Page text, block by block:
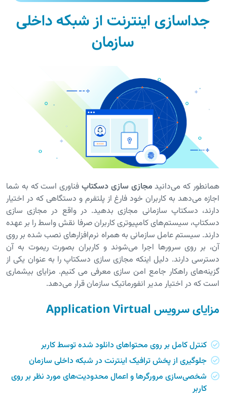
جداسازی اینترنت از شبکه داخلی
سازمان
همانطور که می‌دانید مجازی سازی دسکتاپ فناوری است که به شما
اجازه می‌دهد به کاربران خود فارغ از پلتفرم و دستگاهی که در اختیار
دارند، دسکتاپ سازمانی مجازی بدهید. در واقع در مجازی سازی
دسکتاپ، سیستم‌های کامپیوتری کاربران صرفا نقش واسط را بر عهده
دارند. سیستم عامل سازمانی به همراه نرم‌افزارهای نصب شده بر روی
آن، بر روی سرورها اجرا می‌شوند و کاربران بصورت ریموت به آن
دسترسی دارند. دلیل اینکه مجازی سازی دسکتاپ را به عنوان یکی از
گزینه‌های راهکار جامع امن سازی معرفی می کنیم. مزایای بیشماری
است که در اختیار مدیر انفورماتیک سازمان قرار می‌دهد.
مزایای سرویس Application Virtual
کنترل کامل بر روی محتواهای دانلود شده توسط کاربر
جلوگیری از پخش ترافیک اینترنت در شبکه داخلی سازمان
شخصی‌سازی مرورگرها و اعمال محدودیت‌های مورد نظر بر روی
کاربر